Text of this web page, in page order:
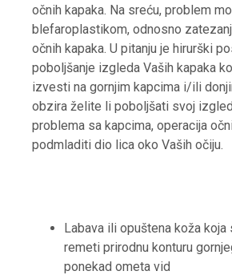
očnih kapaka. Na sreću, problem
blefaroplastikom, odnosno
očnih kapaka. U pitanju je hirurški
poboljšanje izgleda Vaših kapaka
izvesti na gornjim kapcima i/ili
obzira želite li poboljšati svoj
problema sa kapcima, operacija
podmladiti dio lica oko Vaših očiju.
Labava ili opuštena koža koja
remeti prirodnu konturu
ponekad ometa vid